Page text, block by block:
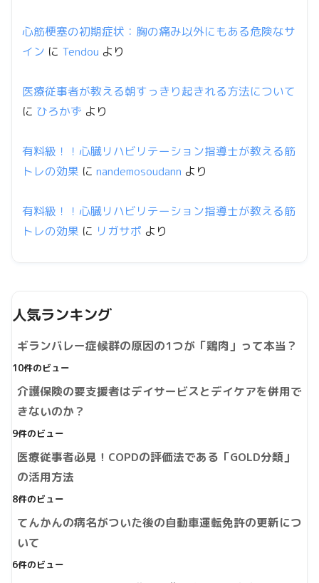
心筋梗塞の初期症状：胸の痛み以外にもある危険なサ
イン に Tendou より
医療従事者が教える朝すっきり起きれる方法について
に ひろかず より
有料級！！心臓リハビリテーション指導士が教える筋
トレの効果 に nandemosoudann より
有料級！！心臓リハビリテーション指導士が教える筋
トレの効果 に リガサポ より
人気ランキング
ギランバレー症候群の原因の1つが「鶏肉」って本当？
10件のビュー
介護保険の要支援者はデイサービスとデイケアを併用で
きないのか？
9件のビュー
医療従事者必見！COPDの評価法である「GOLD分類」
の活用方法
8件のビュー
てんかんの病名がついた後の自動車運転免許の更新につ
いて
6件のビュー